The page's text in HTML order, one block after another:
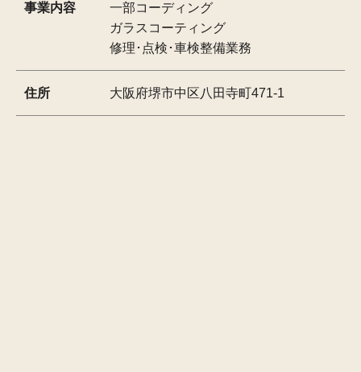
事業内容
一部コーディング
ガラスコーティング
修理･点検･車検整備業務
住所 大阪府堺市中区八田寺町471-1